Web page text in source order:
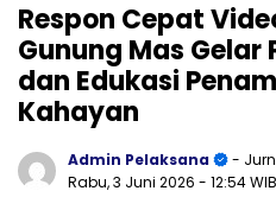
Respon Cepat
Gunung Mas
dan Edukasi
Kahayan
Admin Pelaksana
-
Rabu, 3 Juni 2026 - 12:54 WIB